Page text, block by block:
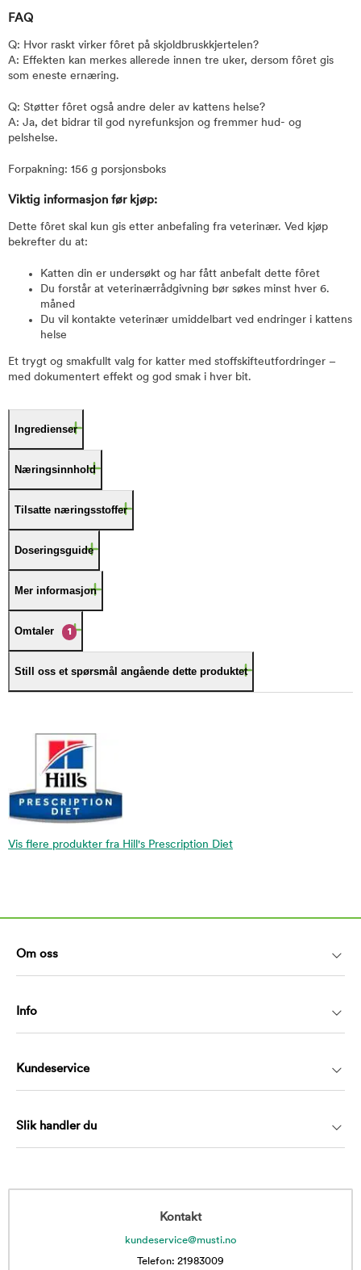
FAQ
Q: Hvor raskt virker fôret på skjoldbruskkjertelen?
A: Effekten kan merkes allerede innen tre uker, dersom fôret gis
som eneste ernæring.
Q: Støtter fôret også andre deler av kattens helse?
A: Ja, det bidrar til god nyrefunksjon og fremmer hud- og
pelshelse.
Forpakning: 156 g porsjonsboks
Viktig informasjon før kjøp:
Dette fôret skal kun gis etter anbefaling fra veterinær. Ved kjøp
bekrefter du at:
Katten din er undersøkt og har fått anbefalt dette fôret
Du forstår at veterinærrådgivning bør søkes minst hver 6.
måned
Du vil kontakte veterinær umiddelbart ved endringer i kattens
helse
Et trygt og smakfullt valg for katter med stoffskifteutfordringer –
med dokumentert effekt og god smak i hver bit.
Ingredienser
Næringsinnhold
Tilsatte næringsstoffer
Doseringsguide
Mer informasjon
Omtaler 1
Still oss et spørsmål angående dette produktet
Vis flere produkter fra Hill's Prescription Diet
Om oss
Info
Kundeservice
Slik handler du
Kontakt
kundeservice@musti.no
Telefon: 21983009